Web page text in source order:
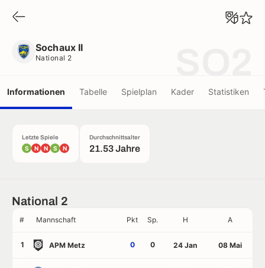
Sochaux II
National 2
Informationen Tabelle Spielplan Kader Statistiken
Letzte Spiele
S N N S N
Durchschnittsalter
21.53 Jahre
National 2
# Mannschaft Pkt Sp. H A
1 APM Metz 0 0 24 Jan 08 Mai